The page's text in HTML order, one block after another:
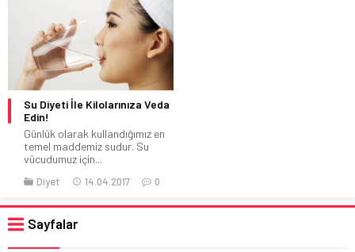
Su Diyeti İle Kilolarınıza Veda
Edin!
Günlük olarak kullandığımız en
temel maddemiz sudur. Su
vücudumuz için...
Diyet 14.04.2017 0
Sayfalar